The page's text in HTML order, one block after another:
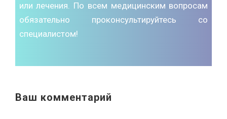
или лечения. По всем медицинским вопросам
обязательно проконсультируйтесь со
специалистом!
Ваш комментарий